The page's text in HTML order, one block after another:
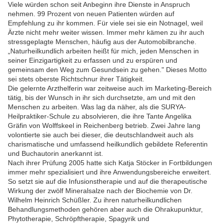
Viele würden schon seit Anbeginn ihre Dienste in Anspruch
nehmen. 99 Prozent von neuen Patienten würden auf
Empfehlung zu ihr kommen. Für viele sei sie ein Notnagel, weil
Ärzte nicht mehr weiter wissen. Immer mehr kämen zu ihr auch
stressgeplagte Menschen, häufig aus der Automobilbranche.
„Naturheilkundlich arbeiten heißt für mich, jeden Menschen in
seiner Einzigartigkeit zu erfassen und zu erspüren und
gemeinsam den Weg zum Gesundsein zu gehen." Dieses Motto
sei stets oberste Richtschnur ihrer Tätigkeit.
Die gelernte Arzthelferin war zeitweise auch im Marketing-Bereich
tätig, bis der Wunsch in ihr sich durchsetzte, am und mit den
Menschen zu arbeiten. Was lag da näher, als die SURYA-
Heilpraktiker-Schule zu absolvieren, die ihre Tante Angelika
Gräfin von Wolffskeel in Reichenberg betrieb. Zwei Jahre lang
volontierte sie auch bei dieser, die deutschlandweit auch als
charismatische und umfassend heilkundlich gebildete Referentin
und Buchautorin anerkannt ist.
Nach ihrer Prüfung 2005 hatte sich Katja Stöcker in Fortbildungen
immer mehr spezialisiert und ihre Anwendungsbereiche erweitert.
So setzt sie auf die Infusionstherapie und auf die therapeutische
Wirkung der zwölf Mineralsalze nach der Biochemie von Dr.
Wilhelm Heinrich Schüßler. Zu ihren naturheilkundlichen
Behandlungsmethoden gehören aber auch die Ohrakupunktur,
Phytotherapie, Schröpftherapie, Spagyrik und